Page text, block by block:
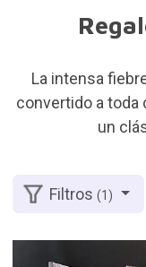
La intensa
convertido a toda
un
Filtros(1)